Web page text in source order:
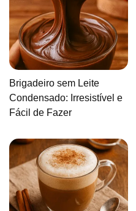
Brigadeiro sem Leite
Condensado: Irresistível e
Fácil de Fazer